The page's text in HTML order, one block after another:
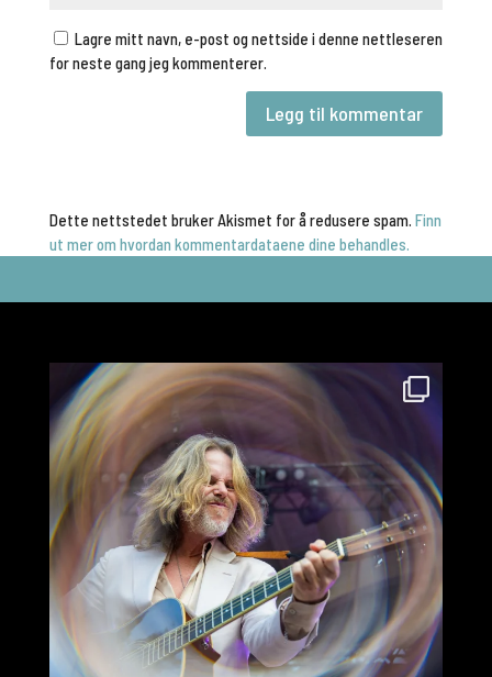
Lagre mitt navn, e-post og nettside i denne nettleseren
for neste gang jeg kommenterer.
Dette nettstedet bruker Akismet for å redusere spam. Finn
ut mer om hvordan kommentardataene dine behandles.